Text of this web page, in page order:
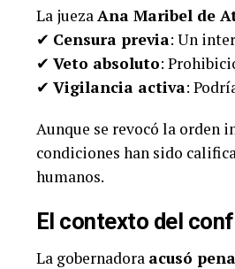
La juezaAna Maribel de
✔ Censura previa: Un
✔ Veto absoluto:
✔ Vigilancia activa:
Aunque se revocó la orden
condiciones han sido
humanos.
El contexto del
La gobernadora acusó